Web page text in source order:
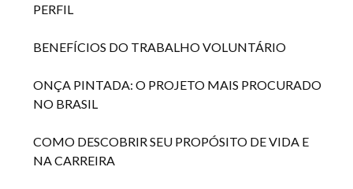
PERFIL
BENEFÍCIOS DO TRABALHO VOLUNTÁRIO
ONÇA PINTADA: O PROJETO MAIS PROCURADO
NO BRASIL
COMO DESCOBRIR SEU PROPÓSITO DE VIDA E
NA CARREIRA